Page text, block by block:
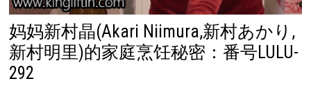
妈妈新村晶(Akari Niimura,新村あかり,
新村明里)的家庭烹饪秘密：番号LULU-
292